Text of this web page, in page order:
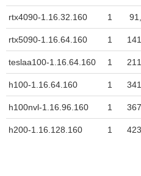
rtx4090-1.16.32.160 1
rtx5090-1.16.64.160 1
teslaa100-1.16.64.160 1
h100-1.16.64.160 1
h100nvl-1.16.96.160 1
h200-1.16.128.160 1